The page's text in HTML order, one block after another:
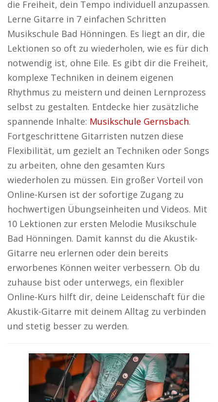
die Freiheit, dein Tempo individuell anzupassen.
Lerne Gitarre in 7 einfachen Schritten
Musikschule Bad Hönningen. Es liegt an dir, die
Lektionen so oft zu wiederholen, wie es für dich
notwendig ist, ohne Eile. Es gibt dir die Freiheit,
komplexe Techniken in deinem eigenen
Rhythmus zu meistern und deinen Lernprozess
selbst zu gestalten. Entdecke hier zusätzliche
spannende Inhalte: Musikschule Gernsbach.
Fortgeschrittene Gitarristen nutzen diese
Flexibilität, um gezielt an Techniken oder Songs
zu arbeiten, ohne den gesamten Kurs
wiederholen zu müssen. Ein großer Vorteil von
Online-Kursen ist der sofortige Zugang zu
hochwertigen Übungseinheiten und Videos. Mit
10 Lektionen zur ersten Melodie Musikschule
Bad Hönningen. Damit kannst du die Akustik-
Gitarre neu erlernen oder dein bereits
erworbenes Können weiter verbessern. Ob du
zuhause bist oder unterwegs, ein flexibler
Online-Kurs hilft dir, deine Leidenschaft für die
Akustik-Gitarre mit deinem Alltag zu verbinden
und stetig besser zu werden.